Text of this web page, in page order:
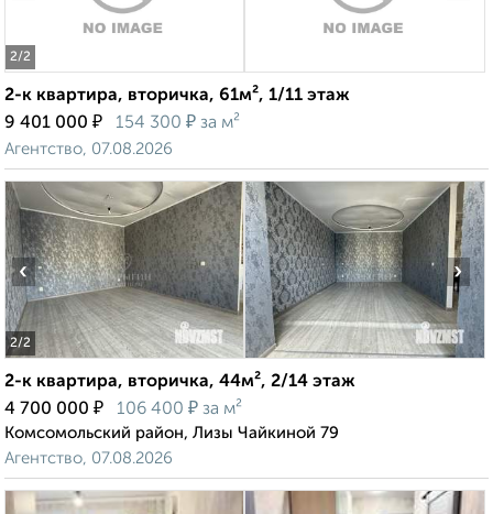
2/2
2-к квартира, вторичка, 61м², 1/11 этаж
9 401 000 ₽ 154 300 ₽ за м²
Агентство, 07.08.2026
2/2
‹ ›
2-к квартира, вторичка, 44м², 2/14 этаж
4 700 000 ₽ 106 400 ₽ за м²
Комсомольский район, Лизы Чайкиной 79
Агентство, 07.08.2026